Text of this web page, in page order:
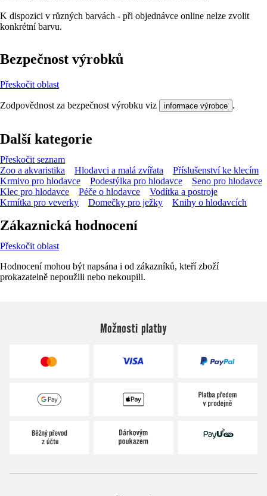
K dispozici v různých barvách - při objednávce online nelze zvolit
konkrétní barvu.
Bezpečnost výrobků
Přeskočit oblast
Zodpovědnost za bezpečnost výrobku viz informace výrobce .
Další kategorie
Přeskočit seznam
Zoo a akvaristika
Hlodavci a malá zvířata
Příslušenství ke klecím
Krmivo pro hlodavce
Podestýlka pro hlodavce
Seno pro hlodavce
Klec pro hlodavce
Péče o hlodavce
Vodítka a postroje
Krmítka pro veverky
Domečky pro ježky Knihy o hlodavcích
Zákaznická hodnocení
Přeskočit oblast
Hodnocení mohou být napsána i od zákazníků, kteří zboží
prokazatelně nepoužili nebo nekoupili.
Možnosti platby